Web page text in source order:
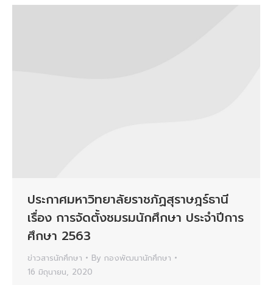
ประกาศมหาวิทยาลัยราชภัฏสุราษฎร์ธานี
เรื่อง การจัดตั้งชมรมนักศึกษา ประจำปีการ
ศึกษา 2563
ข่าวสารนักศึกษา By กองพัฒนานักศึกษา
16 มิถุนายน, 2020